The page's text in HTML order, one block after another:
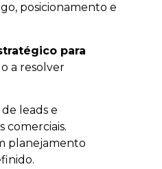
posicionamento e
para
a resolver
leads e
comerciais.
planejamento